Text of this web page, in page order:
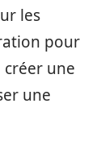
les
pour
une
une